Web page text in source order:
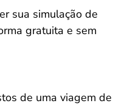
sua simulação de
gratuita e sem
de uma viagem de